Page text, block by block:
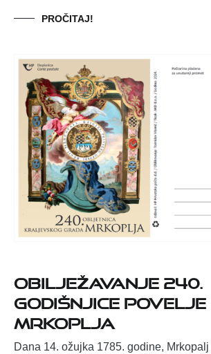
PROČITAJ!
Obilježavanje 240.
godišnjice Povelje
Mrkoplja
Dana 14. ožujka 1785. godine,